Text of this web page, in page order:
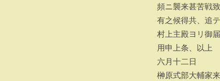
頻ニ襲来甚苦戦
有之候得共、追
村上主殿ヨリ御
用申上条、以上
六月十二日
榊原式部大輔家来